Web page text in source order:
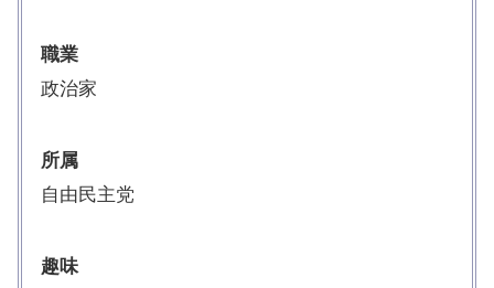
職業
政治家
所属
自由民主党
趣味